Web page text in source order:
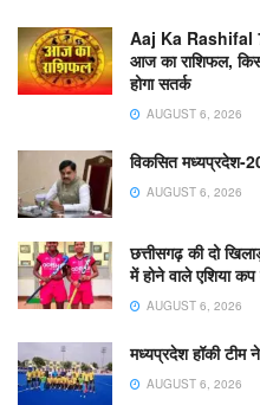
Aaj Ka Rashifal
आज का राशिफल,
होगा सतर्क
AUGUST 6, 2026
विकसित मध्यप्रदेश-
AUGUST 6, 2026
छत्तीसगढ़ की दो
में होने वाले एशिया कप
AUGUST 6, 2026
मध्यप्रदेश हॉकी टीम
AUGUST 6, 2026